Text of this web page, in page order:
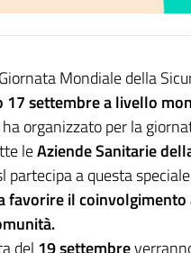
Mondiale della
17 settembre a livello
organizzato per la
leAziende Sanitarie
partecipa a questa
favorire il coinvolgimento
del 19 settembre